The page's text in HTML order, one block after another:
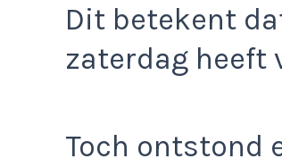
Dit betekent
zaterdag heeft
Toch ontstond